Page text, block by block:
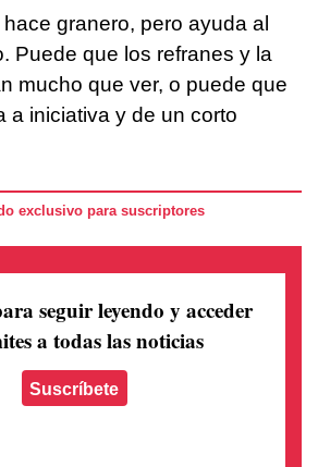
granero, pero ayuda al
Puede que los refranes y la
mucho que ver, o puede que
a iniciativa y de un corto
exclusivo para suscriptores
seguir leyendo y acceder
a todas las noticias
Suscríbete